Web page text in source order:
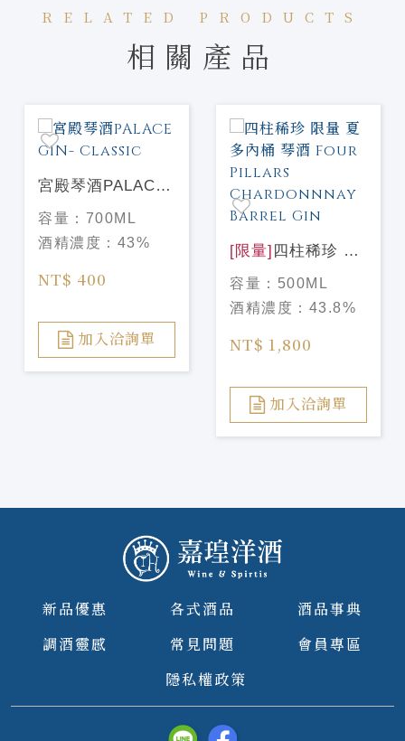
RELATED PRODUCTS
相關產品
宮殿琴酒PALACE
GIN- Classic
容量： 700ML
酒精濃度： 43%
NT$ 400
加入洽詢單
[限量] 四柱稀珍 限
量 夏多內桶 琴酒
Four Pillars
Chardonnnay
Barrel Gin
容量： 500ML
酒精濃度： 43.8%
NT$ 1,800
加入洽詢單
新品優惠 各式酒品
酒品事典
調酒靈感
常見問題
會員專區
隱私權政策